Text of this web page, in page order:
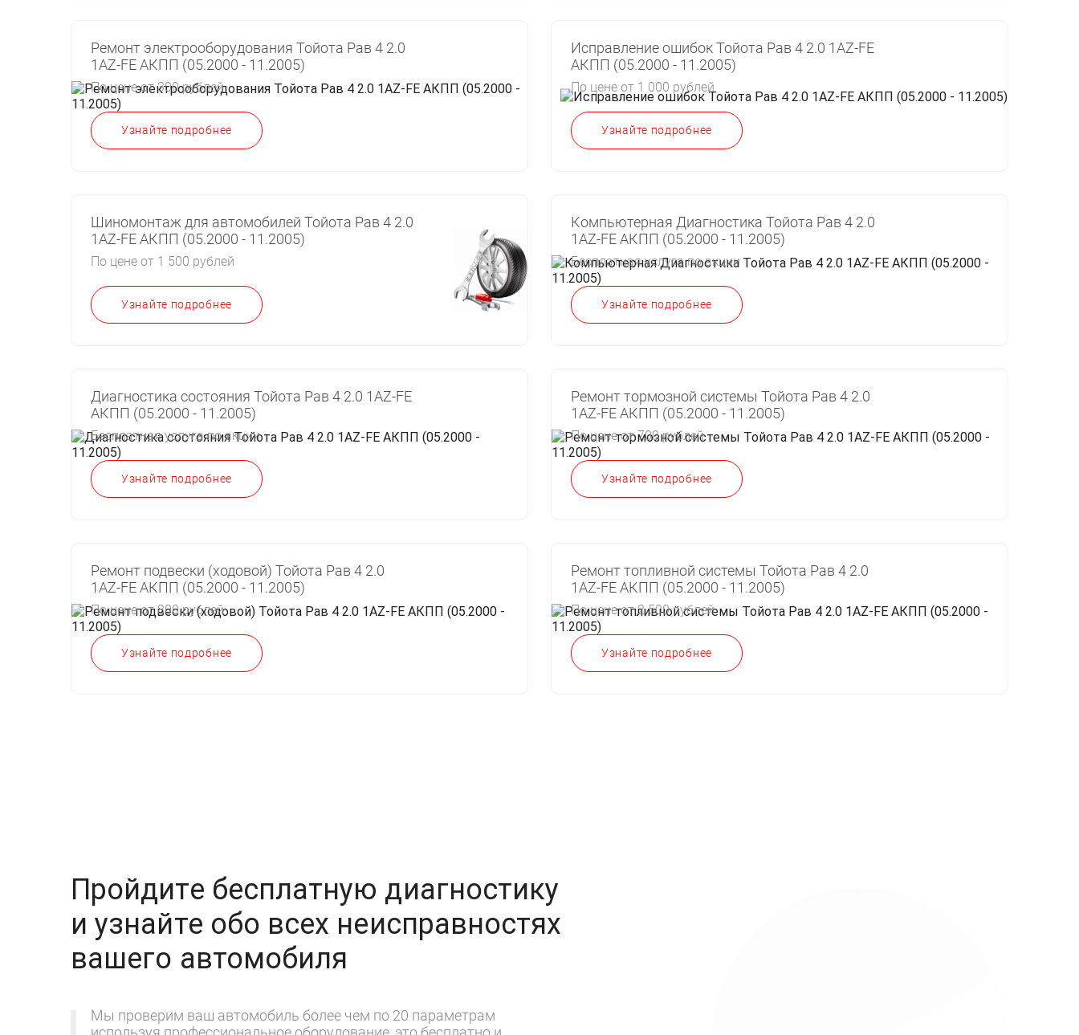
Ремонт электрооборудования Тойота Рав 4 2.0
1AZ-FE АКПП (05.2000 - 11.2005)
По цене от 300 рублей
Узнайте подробнее
Исправление ошибок Тойота Рав 4 2.0 1AZ-FE
АКПП (05.2000 - 11.2005)
По цене от 1 000 рублей
Узнайте подробнее
Шиномонтаж для автомобилей Тойота Рав 4 2.0
1AZ-FE АКПП (05.2000 - 11.2005)
По цене от 1 500 рублей
Узнайте подробнее
Компьютерная Диагностика Тойота Рав 4 2.0
1AZ-FE АКПП (05.2000 - 11.2005)
Бесплатная услуга по акции
Узнайте подробнее
Диагностика состояния Тойота Рав 4 2.0 1AZ-FE
АКПП (05.2000 - 11.2005)
Бесплатная услуга по акции
Узнайте подробнее
Ремонт тормозной системы Тойота Рав 4 2.0
1AZ-FE АКПП (05.2000 - 11.2005)
По цене от 700 рублей
Узнайте подробнее
Ремонт подвески (ходовой) Тойота Рав 4 2.0
1AZ-FE АКПП (05.2000 - 11.2005)
По цене от 800 рублей
Узнайте подробнее
Ремонт топливной системы Тойота Рав 4 2.0
1AZ-FE АКПП (05.2000 - 11.2005)
По цене от 2 500 рублей
Узнайте подробнее
Пройдите бесплатную диагностику
и узнайте обо всех неисправностях
вашего автомобиля
Мы проверим ваш автомобиль более чем по 20 параметрам